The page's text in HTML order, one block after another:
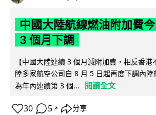
中國大陸航線燃油附加費
3 個月下調
【中國大陸連續 3 個月減附加費，相反香
陸多家航空公司自 8 月 5 日起再度下調內陸
為年內連續第 3 個...
閱讀全文
30 5 ↗ 分享